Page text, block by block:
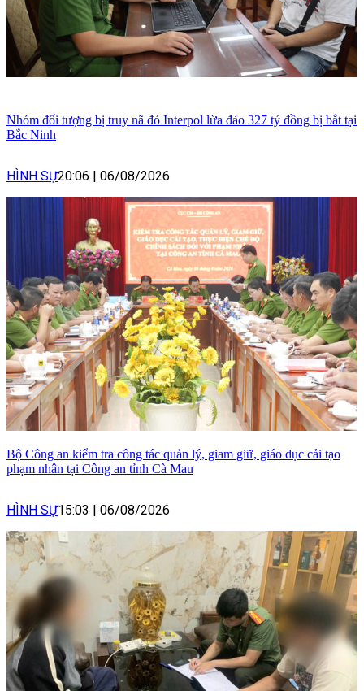
Nhóm đối tượng bị truy nã đỏ Interpol lừa đảo 327 tỷ đồng bị bắt tại
Bắc Ninh
HÌNH SỰ20:06 | 06/08/2026
Bộ Công an kiểm tra công tác quản lý, giam giữ, giáo dục cải tạo
phạm nhân tại Công an tỉnh Cà Mau
HÌNH SỰ15:03 | 06/08/2026